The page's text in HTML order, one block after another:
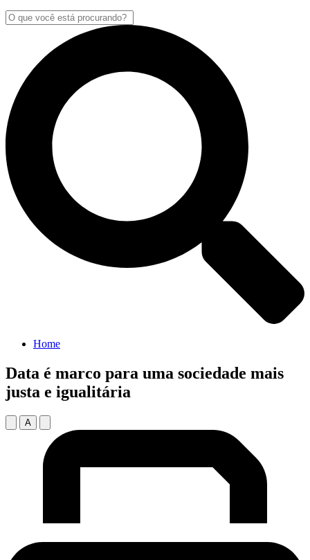
Home
Data é marco para uma sociedade mais
justa e igualitária
A